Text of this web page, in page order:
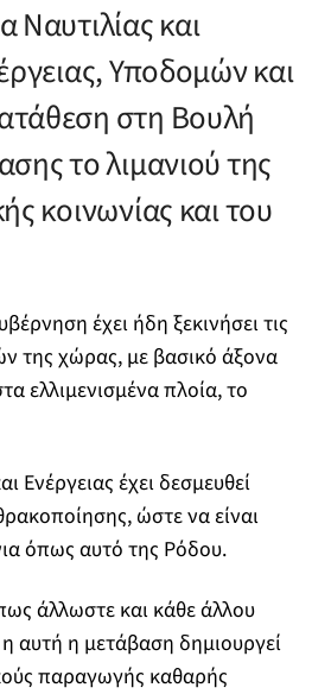
και
Υποδομών και
στη Βουλή
το λιμανιού της
κοινωνίας και του
έχει ήδη ξεκινήσει τις
της χώρας, με βασικό άξονα
ελλιμενισμένα πλοία, το
Ενέργειας έχει δεσμευθεί
ώστε να είναι
όπως αυτό της Ρόδου.
άλλωστε και κάθε άλλου
αυτή η μετάβαση δημιουργεί
παραγωγής καθαρής